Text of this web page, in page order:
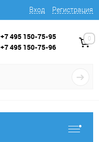
Вход Регистрация
+7 495 150-75-95
+7 495 150-75-96
0